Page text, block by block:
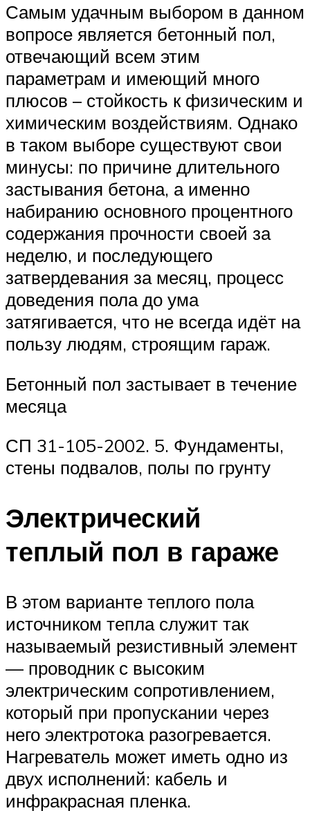
Самым удачным выбором в данном
вопросе является бетонный пол,
отвечающий всем этим
параметрам и имеющий много
плюсов – стойкость к физическим и
химическим воздействиям. Однако
в таком выборе существуют свои
минусы: по причине длительного
застывания бетона, а именно
набиранию основного процентного
содержания прочности своей за
неделю, и последующего
затвердевания за месяц, процесс
доведения пола до ума
затягивается, что не всегда идёт на
пользу людям, строящим гараж.
Бетонный пол застывает в течение
месяца
СП 31-105-2002. 5. Фундаменты,
стены подвалов, полы по грунту
Электрический
теплый пол в гараже
В этом варианте теплого пола
источником тепла служит так
называемый резистивный элемент
— проводник с высоким
электрическим сопротивлением,
который при пропускании через
него электротока разогревается.
Нагреватель может иметь одно из
двух исполнений: кабель и
инфракрасная пленка.